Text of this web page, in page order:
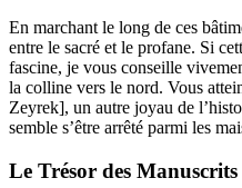
En marchant le long de ces
entre le sacré et le profane. Si
fascine, je vous conseille
la colline vers le nord. Vous
Zeyrek], un autre joyau de
semble s’être arrêté parmi les
Le Trésor des